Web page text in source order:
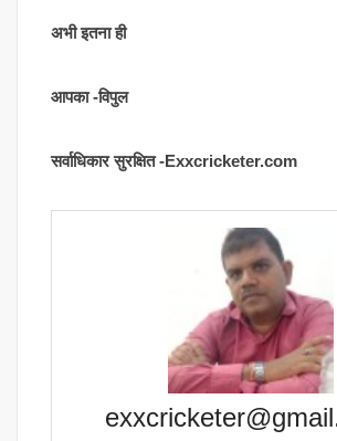
अभी इतना ही
आपका -विपुल
सर्वाधिकार सुरक्षित -Exxcricketer.com